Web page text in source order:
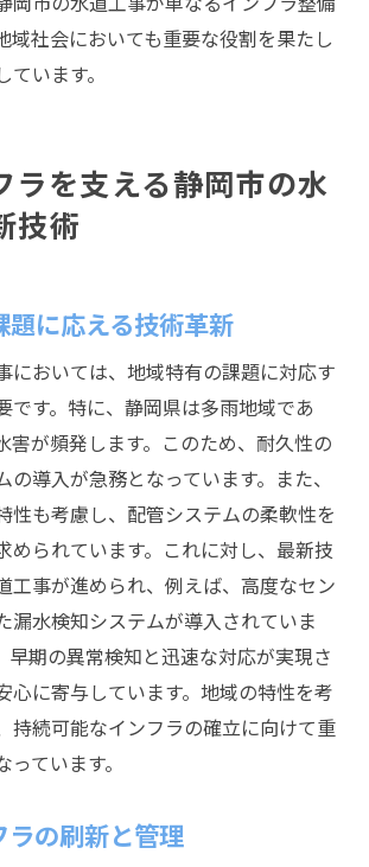
域社会においても重要な役割を果たし
います。
ラを支える静岡市の水
技術
題に応える技術革新
においては、地域特有の課題に対応す
です。特に、静岡県は多雨地域であ
害が頻発します。このため、耐久性の
導入が急務となっています。また、
性も考慮し、配管システムの柔軟性を
められています。これに対し、最新技
工事が進められ、例えば、高度なセン
漏水検知システムが導入されていま
早期の異常検知と迅速な対応が実現さ
心に寄与しています。地域の特性を考
持続可能なインフラの確立に向けて重
ています。
の刷新と管理